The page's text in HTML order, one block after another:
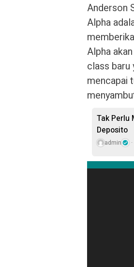
Anderson
Alpha
Alpha
class baru
mencapai
Tak Perlu
Deposito
admin